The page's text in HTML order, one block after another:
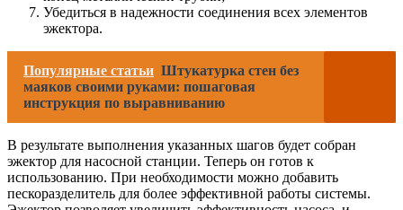
Убедиться в надежности соединения всех элементов
эжектора.
Популярные статьи Штукатурка стен без
маяков своими руками: пошаговая
инструкция по выравниванию
В результате выполнения указанных шагов будет собран
эжектор для насосной станции. Теперь он готов к
использованию. При необходимости можно добавить
пескоразделитель для более эффективной работы системы.